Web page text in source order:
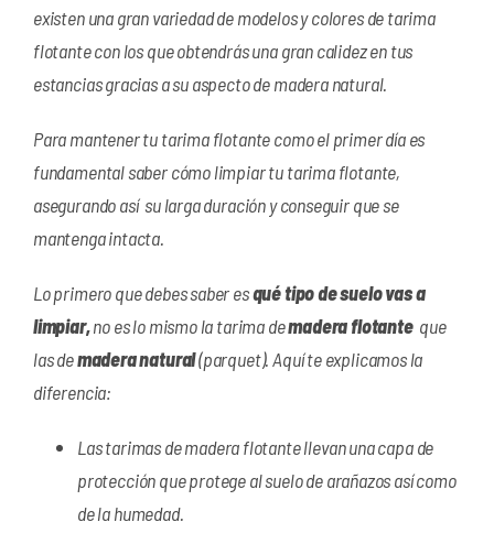
existen una gran variedad de modelos y colores de tarima
flotante con los que obtendrás una gran calidez en tus
estancias gracias a su aspecto de madera natural.
Para mantener tu tarima flotante como el primer día es
fundamental saber cómo limpiar tu tarima flotante,
asegurando así su larga duración y conseguir que se
mantenga intacta.
Lo primero que debes saber esqué tipo de suelo vas a
limpiar,no es lo mismo la tarima demadera flotanteque
las demadera natural(parquet). Aquí te explicamos la
diferencia:
Las tarimas de madera flotante llevan una capa de
protección que protege al suelo de arañazos así como
de la humedad.